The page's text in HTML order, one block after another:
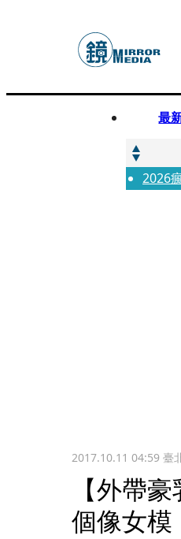
最
快訊
快訊
2026
2017.10.11 04:59臺
【外帶
個像女模